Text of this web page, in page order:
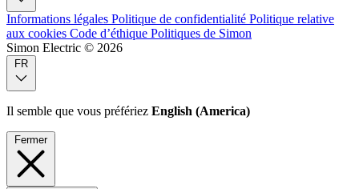
Informations légales Politique de confidentialité Politique relative
aux cookies Code d’éthique Politiques de Simon
Simon Electric © 2026
Il semble que vous préfériez English (America)
Fermer